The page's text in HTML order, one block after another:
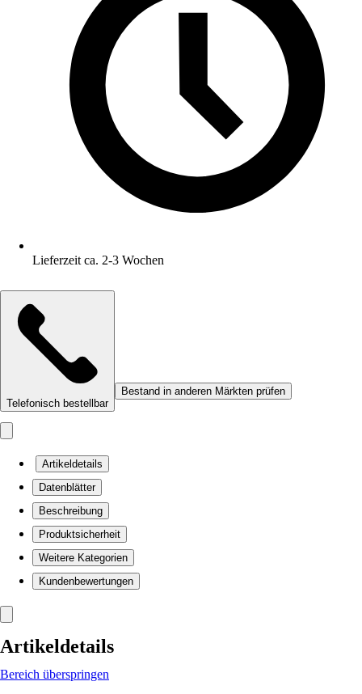
Lieferzeit ca. 2-3 Wochen
Telefonisch bestellbar
Bestand in anderen Märkten prüfen
Artikeldetails
Datenblätter
Beschreibung
Produktsicherheit
Weitere Kategorien
Kundenbewertungen
Artikeldetails
Bereich überspringen